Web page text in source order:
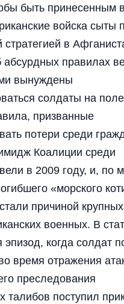
быть принесенным в
войска сыты
стратегией в
абсурдных правилах
вынуждены
солдаты на
призванные
потери среди
Коалиции среди
в 2009 году, и, по
«морского
причиной
военных. В
эпизод, когда солдат
время отражения
преследования
талибов поступил